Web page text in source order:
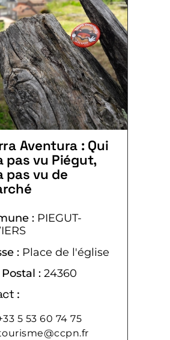
Aventura : Qui
pas vu Piégut,
pas vu de
:PIEGUT-
:Place de l'église
:24360
:
5 53 60 74 75